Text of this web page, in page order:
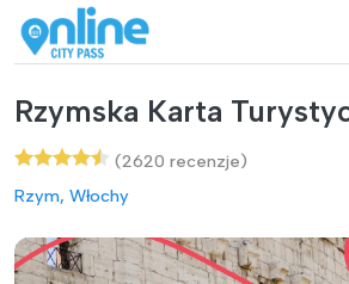
Rzymska Karta
(2620 recenzje)
Rzym, Włochy